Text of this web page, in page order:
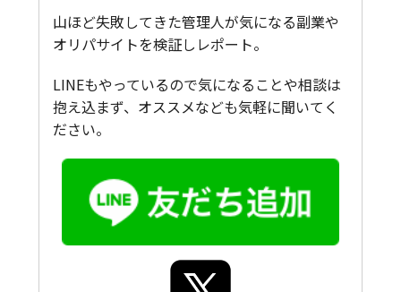
山ほど失敗してきた管理人が気になる副業や
オリパサイトを検証しレポート。
LINEもやっているので気になることや相談は
抱え込まず、オススメなども気軽に聞いてく
ださい。